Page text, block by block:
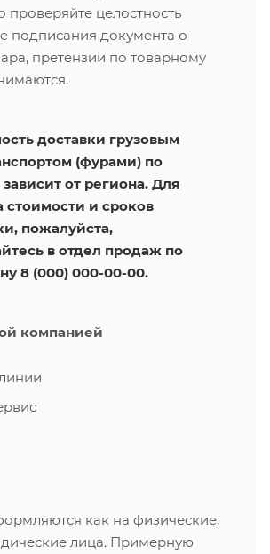
проверяйте целостность
подписания документа о
претензии по товарному
доставки грузовым
(фурами) по
от региона. Для
стоимости и сроков
пожалуйста,
в отдел продаж по
8 (000) 000-00-00.
компанией
как на физические,
лица. Примерную